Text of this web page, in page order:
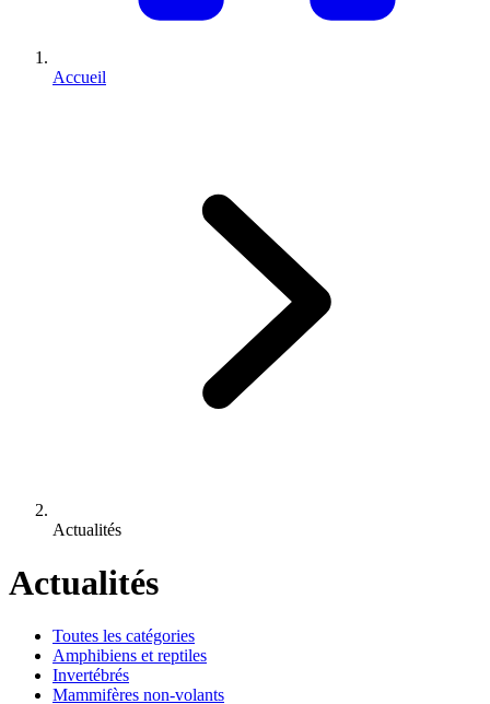
Accueil
Actualités
Actualités
Toutes les catégories
Amphibiens et reptiles
Invertébrés
Mammifères non-volants